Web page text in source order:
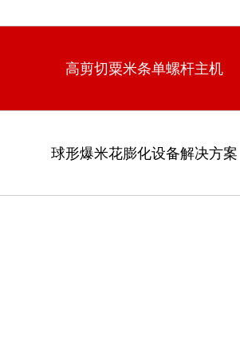
高剪切粟米条单螺杆主机
球形爆米花膨化设备解决方案